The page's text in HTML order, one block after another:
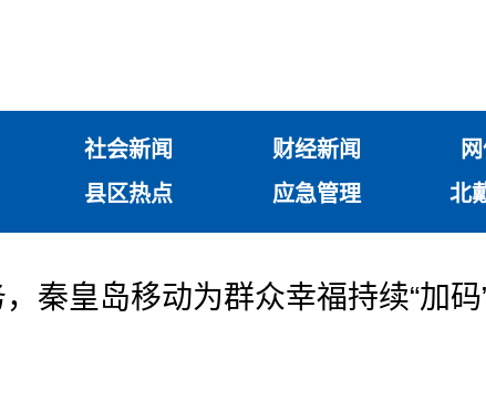
社会新闻 财经新闻
县区热点 应急管理 北
秦皇岛移动为群众幸福持续“加码